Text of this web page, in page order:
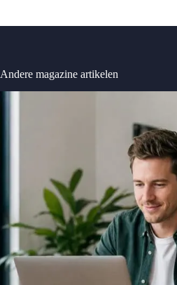
Andere magazine artikelen